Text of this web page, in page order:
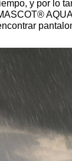
y por lo